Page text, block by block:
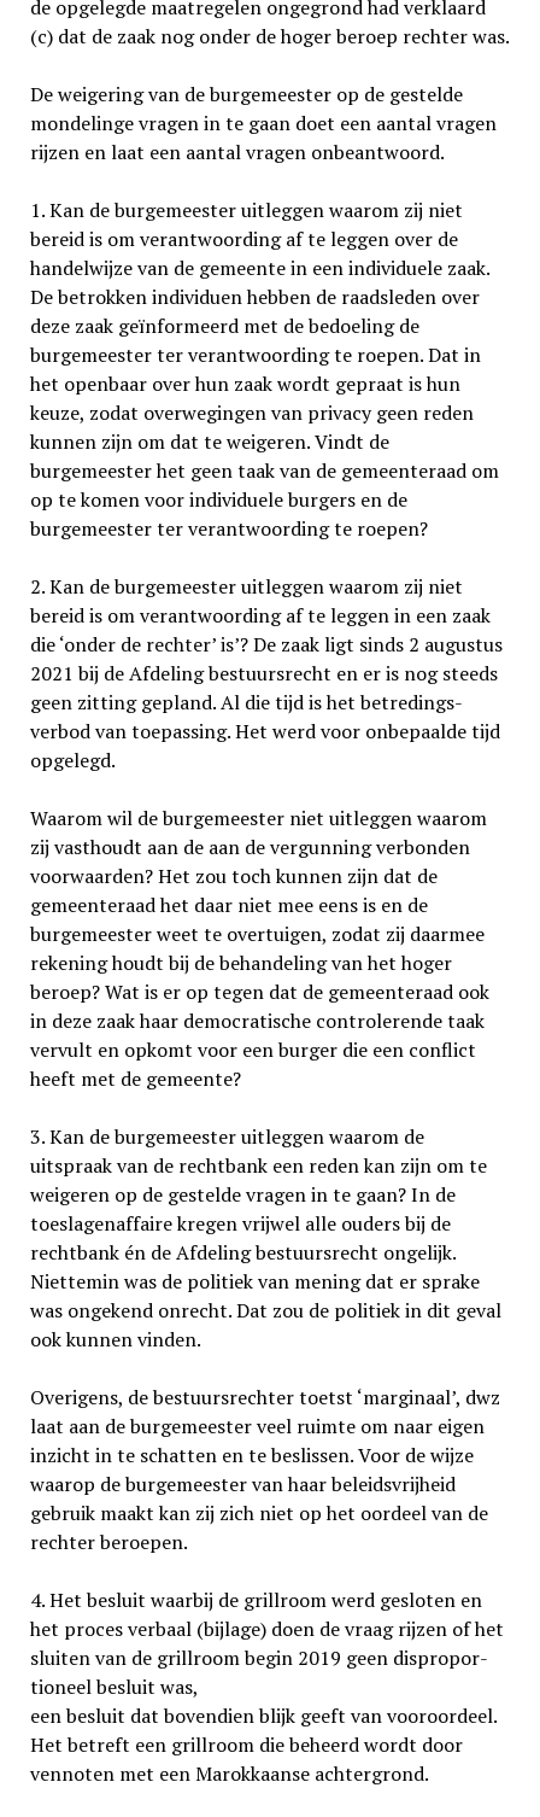
de opgelegde maatregelen ongegrond had verklaard
(c) dat de zaak nog onder de hoger beroep rechter was.
De weigering van de burgemeester op de gestelde
mondelinge vragen in te gaan doet een aantal vragen
rijzen en laat een aantal vragen onbeantwoord.
1. Kan de burgemeester uitleggen waarom zij niet
bereid is om verantwoording af te leggen over de
handelwijze van de gemeente in een individuele zaak.
De betrokken individuen hebben de raadsleden over
deze zaak geïnformeerd met de bedoeling de
burgemeester ter verantwoording te roepen. Dat in
het openbaar over hun zaak wordt gepraat is hun
keuze, zodat overwegingen van privacy geen reden
kunnen zijn om dat te weigeren. Vindt de
burgemeester het geen taak van de gemeen­teraad om
op te komen voor individuele burgers en de
burgemeester ter verantwoording te roepen?
2. Kan de burgemeester uitleggen waarom zij niet
bereid is om verantwoording af te leggen in een zaak
die ‘onder de rechter’ is’? De zaak ligt sinds 2 augustus
2021 bij de Afdeling be­stuursrecht en er is nog steeds
geen zitting gepland. Al die tijd is het betredings­
verbod van toepassing. Het werd voor onbepaalde tijd
opgelegd.
Waarom wil de burgemeester niet uitleggen waarom
zij vasthoudt aan de aan de vergunning verbonden
voorwaarden? Het zou toch kunnen zijn dat de
gemeenteraad het daar niet mee eens is en de
burgemeester weet te overtuigen, zodat zij daarmee
rekening houdt bij de behandeling van het hoger
beroep? Wat is er op tegen dat de gemeenteraad ook
in deze zaak haar democratische controlerende taak
vervult en opkomt voor een burger die een conflict
heeft met de gemeente?
3. Kan de burgemeester uitleggen waarom de
uitspraak van de rechtbank een reden kan zijn om te
weigeren op de gestelde vragen in te gaan? In de
toeslagenaffaire kregen vrijwel alle ouders bij de
rechtbank én de Afdeling bestuursrecht ongelijk.
Niettemin was de politiek van mening dat er sprake
was ongekend onrecht. Dat zou de politiek in dit geval
ook kunnen vinden.
Overigens, de bestuursrechter toetst ‘marginaal’, dwz
laat aan de burgemeester veel ruimte om naar eigen
inzicht in te schatten en te beslissen. Voor de wijze
waarop de burgemeester van haar beleidsvrijheid
gebruik maakt kan zij zich niet op het oordeel van de
rechter beroepen.
4. Het besluit waarbij de grillroom werd gesloten en
het proces verbaal (bijlage) doen de vraag rijzen of het
sluiten van de grillroom begin 2019 geen dispropor­
tio­neel besluit was,
een besluit dat bovendien blijk geeft van vooroordeel.
Het betreft een grillroom die beheerd wordt door
vennoten met een Marokkaanse achtergrond.